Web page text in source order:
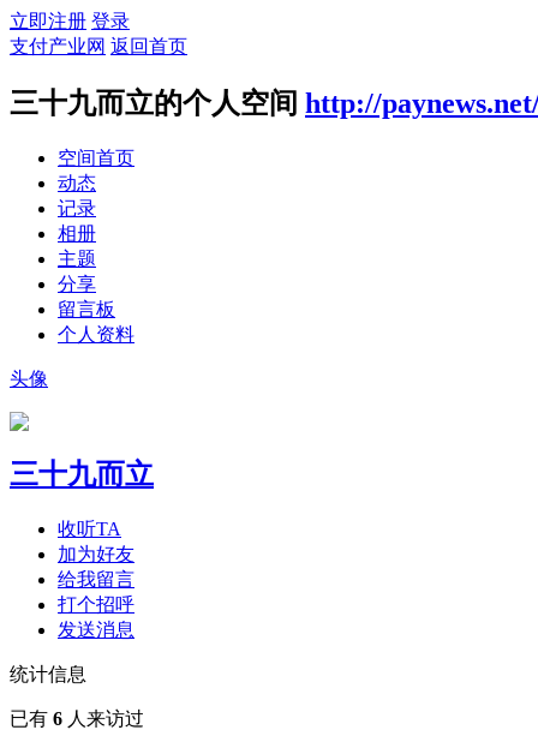
立即注册 登录
支付产业网 返回首页
三十九而立的个人空间 http://
空间首页
动态
记录
相册
主题
分享
留言板
个人资料
头像
三十九而立
收听TA
加为好友
给我留言
打个招呼
发送消息
统计信息
已有 6 人来访过